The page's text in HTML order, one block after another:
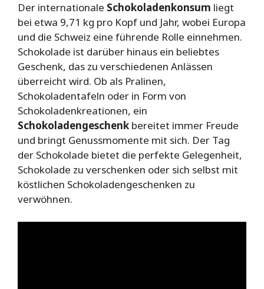
Der internationale Schokoladenkonsum liegt
bei etwa 9,71 kg pro Kopf und Jahr, wobei Europa
und die Schweiz eine führende Rolle einnehmen.
Schokolade ist darüber hinaus ein beliebtes
Geschenk, das zu verschiedenen Anlässen
überreicht wird. Ob als Pralinen,
Schokoladentafeln oder in Form von
Schokoladenkreationen, ein
Schokoladengeschenk bereitet immer Freude
und bringt Genussmomente mit sich. Der Tag
der Schokolade bietet die perfekte Gelegenheit,
Schokolade zu verschenken oder sich selbst mit
köstlichen Schokoladengeschenken zu
verwöhnen.